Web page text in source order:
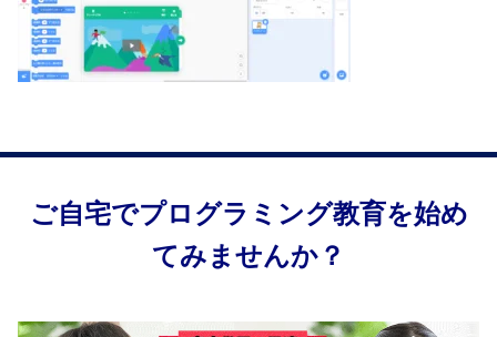
ご自宅でプログラミング教育を始め
てみませんか？